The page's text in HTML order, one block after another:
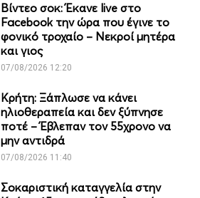
Βίντεο σοκ: Έκανε live στο
Facebook την ώρα που έγινε το
φονικό τροχαίο – Νεκροί μητέρα
και γιος
07/08/2026 12:20
Κρήτη: Ξάπλωσε να κάνει
ηλιοθεραπεία και δεν ξύπνησε
ποτέ – Έβλεπαν τον 55χρονο να
μην αντιδρά
07/08/2026 11:40
Σοκαριστική καταγγελία στην